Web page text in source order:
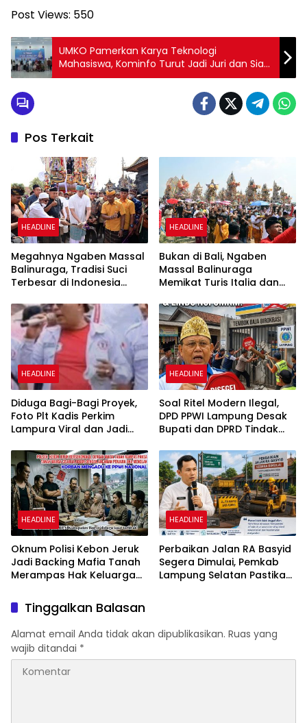
Post Views: 550
UMKO Pamerkan Karya Teknologi
Mahasiswa, Kominfo Turut Jadi Juri dan Siap
Dukung Implementasi
Pos Terkait
HEADLINE
Megahnya Ngaben Massal
Balinuraga, Tradisi Suci
Terbesar di Indonesia
dan Merekatkan Ikatan
Keluarga
HEADLINE
Bukan di Bali, Ngaben
Massal Balinuraga
Memikat Turis Italia dan
HEADLINE
Diduga Bagi-Bagi Proyek,
Foto Plt Kadis Perkim
Lampura Viral dan Jadi
Netizen
HEADLINE
Soal Ritel Modern Ilegal,
DPD PPWI Lampung Desak
Bupati dan DPRD Tindak
No 02/2016
HEADLINE
Oknum Polisi Kebon Jeruk
Jadi Backing Mafia Tanah
Merampas Hak Keluarga
Sutarman
HEADLINE
Perbaikan Jalan RA Basyid
Segera Dimulai, Pemkab
Lampung Selatan Pastikan
Tinggalkan Balasan
Alamat email Anda tidak akan dipublikasikan. Ruas yang
wajib ditandai *